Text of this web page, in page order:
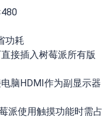
功耗
接插入树莓派所有版
脑HDMI作为副显示器
派使用触摸功能时需占